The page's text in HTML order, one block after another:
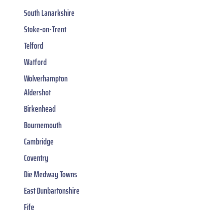
South Lanarkshire
Stoke-on-Trent
Telford
Watford
Wolverhampton
Aldershot
Birkenhead
Bournemouth
Cambridge
Coventry
Die Medway Towns
East Dunbartonshire
Fife